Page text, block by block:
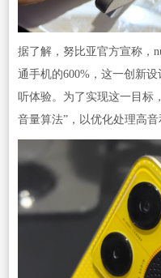
据了解，努比亚官方宣称，
通手机的600%，这一创新
听体验。为了实现这一目标
音量算法”，以优化处理高